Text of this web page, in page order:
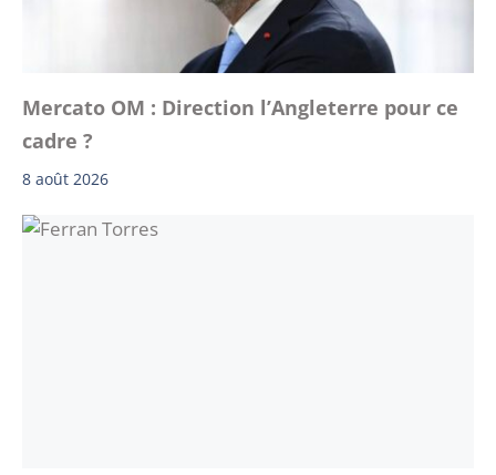
Mercato OM : Direction l’Angleterre pour ce
cadre ?
8 août 2026